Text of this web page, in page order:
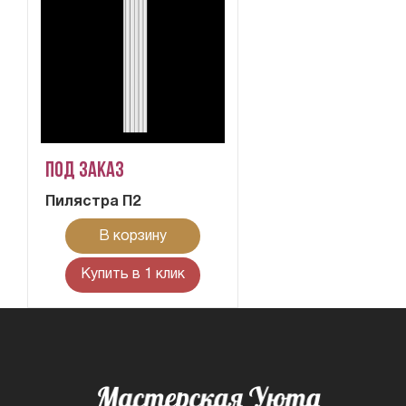
Под заказ
Пилястра П2
В корзину
Купить в 1 клик